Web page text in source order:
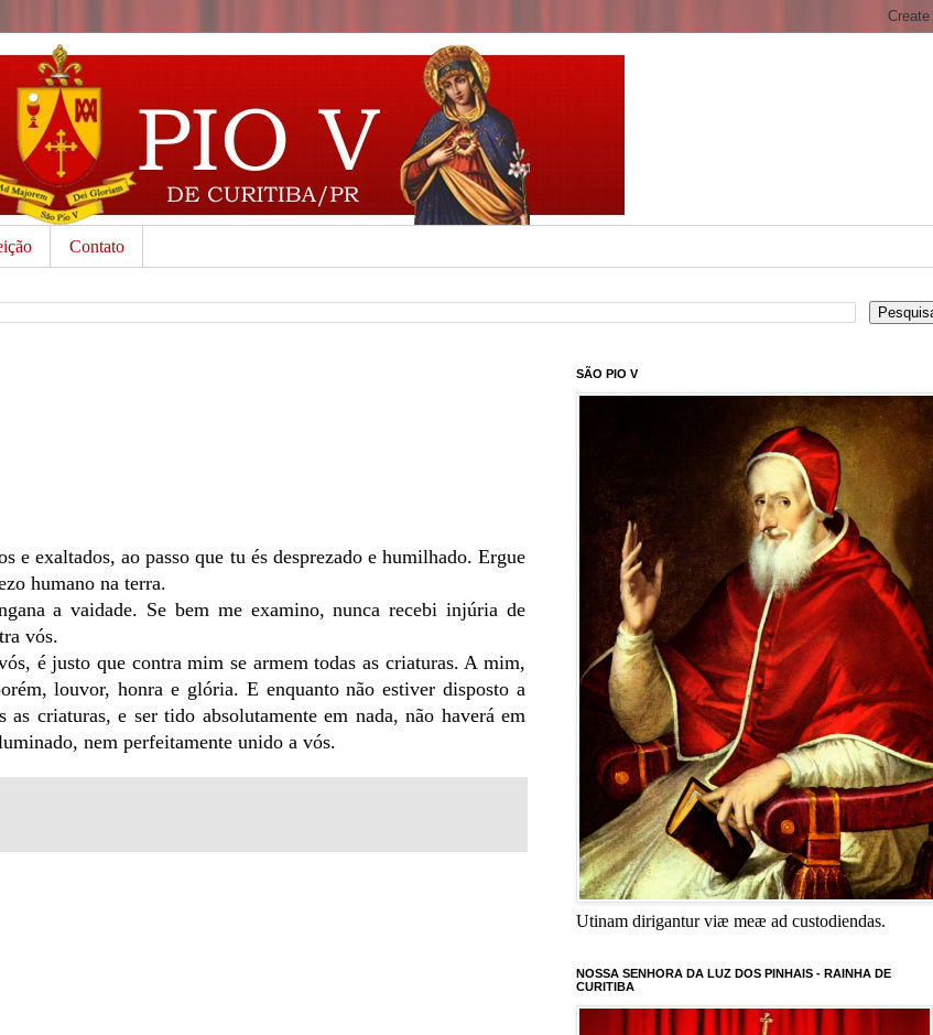
Contato
e exaltados, ao passo que tu és desprezado e humilhado. Ergue
humano na terra.
a vaidade. Se bem me examino, nunca recebi injúria de
vós.
é justo que contra mim se armem todas as criaturas. A mim,
louvor, honra e glória. E enquanto não estiver disposto a
criaturas, e ser tido absolutamente em nada, não haverá em
nem perfeitamente unido a vós.
SÃO PIO V
Utinam dirigantur viæ meæ ad custodiendas.
NOSSA SENHORA DA LUZ DOS PINHAIS - RAINHA DE
CURITIBA